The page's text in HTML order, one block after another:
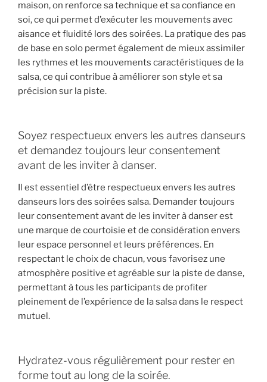
maison, on renforce sa technique et sa confiance en
soi, ce qui permet d’exécuter les mouvements avec
aisance et fluidité lors des soirées. La pratique des pas
de base en solo permet également de mieux assimiler
les rythmes et les mouvements caractéristiques de la
salsa, ce qui contribue à améliorer son style et sa
précision sur la piste.
Soyez respectueux envers les autres danseurs
et demandez toujours leur consentement
avant de les inviter à danser.
Il est essentiel d’être respectueux envers les autres
danseurs lors des soirées salsa. Demander toujours
leur consentement avant de les inviter à danser est
une marque de courtoisie et de considération envers
leur espace personnel et leurs préférences. En
respectant le choix de chacun, vous favorisez une
atmosphère positive et agréable sur la piste de danse,
permettant à tous les participants de profiter
pleinement de l’expérience de la salsa dans le respect
mutuel.
Hydratez-vous régulièrement pour rester en
forme tout au long de la soirée.